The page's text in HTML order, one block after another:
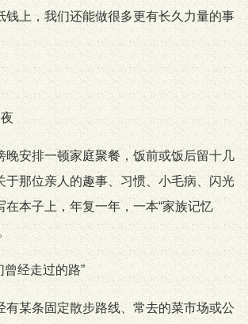
钱上，我们还能做很多更有长久力量的事
晚安排一顿家庭聚餐，饭前或饭后留十几
于那位亲人的趣事、习惯、小毛病、闪光
在本子上，年复一年，一本“家族记忆
曾经走过的路”
有某条固定散步路线、常去的菜市场或公